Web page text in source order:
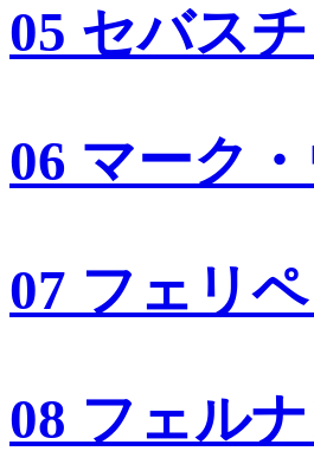
05 セバス
06 マーク
07 フェリ
08 フェル